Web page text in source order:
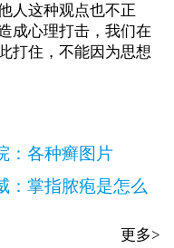
人这种观点也不正
成心理打击，我们在
打住，不能因为思想
：各种癣图片
：掌指脓疱是怎么
更多>